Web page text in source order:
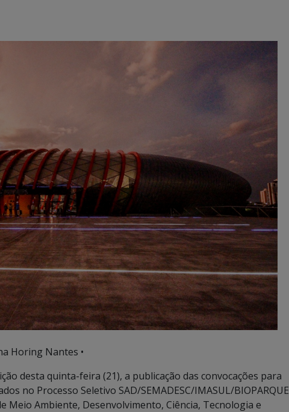
Horing Nantes •
desta quinta-feira (21), a publicação das convocações para
no Processo Seletivo SAD/SEMADESC/IMASUL/BIOPARQUE
Meio Ambiente, Desenvolvimento, Ciência, Tecnologia e